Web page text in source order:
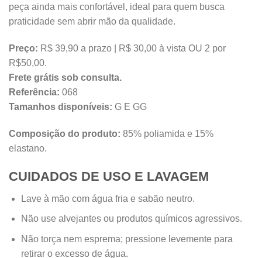
peça ainda mais confortável, ideal para quem busca
praticidade sem abrir mão da qualidade.
Preço: R$ 39,90 a prazo | R$ 30,00 à vista OU 2 por
R$50,00.
Frete grátis sob consulta.
Referência: 068
Tamanhos disponíveis: G E GG
Composição do produto: 85% poliamida e 15%
elastano.
CUIDADOS DE USO E LAVAGEM
Lave à mão com água fria e sabão neutro.
Não use alvejantes ou produtos químicos agressivos.
Não torça nem esprema; pressione levemente para
retirar o excesso de água.